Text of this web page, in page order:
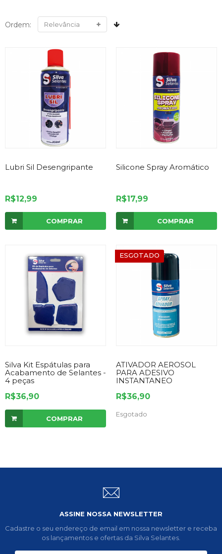
Ordem:
Lubri Sil Desengripante
R$12,99
COMPRAR
Silicone Spray Aromático
R$17,99
COMPRAR
Silva Kit Espátulas para
Acabamento de Selantes -
4 peças
R$36,90
COMPRAR
ESGOTADO
ATIVADOR AEROSOL
PARA ADESIVO
INSTANTANEO
R$36,90
Esgotado
ASSINE NOSSA NEWSLETTER
Cadastre o seu endereço de email em nossa newsletter e receba
os lançamentos e ofertas da Silva Selantes.